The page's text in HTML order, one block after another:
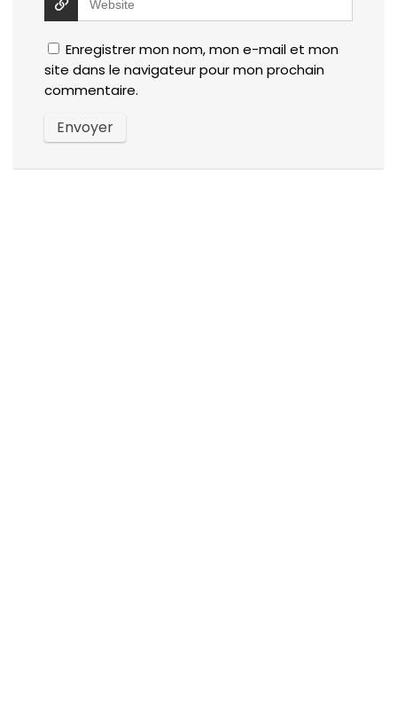
Enregistrer mon nom, mon e-mail et mon
site dans le navigateur pour mon prochain
commentaire.